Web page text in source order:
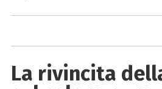
La rivincita